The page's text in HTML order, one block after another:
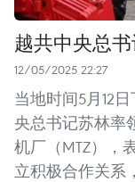
越共中央总
12/05/2025 22:27
当地时间5月12
央总书记苏林率
机厂（MTZ），
立积极合作关系